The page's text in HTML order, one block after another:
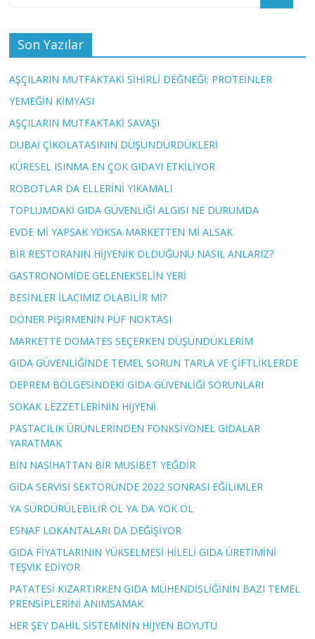
Son Yazılar
AŞÇILARIN MUTFAKTAKİ SİHİRLİ DEĞNEĞİ; PROTEİNLER
YEMEĞİN KİMYASI
AŞÇILARIN MUTFAKTAKİ SAVAŞI
DUBAİ ÇİKOLATASININ DÜŞÜNDÜRDÜKLERİ
KÜRESEL ISINMA EN ÇOK GIDAYI ETKİLİYOR
ROBOTLAR DA ELLERİNİ YIKAMALI
TOPLUMDAKİ GIDA GÜVENLİĞİ ALGISI NE DURUMDA
EVDE Mİ YAPSAK YOKSA MARKETTEN Mİ ALSAK
BİR RESTORANIN HİJYENİK OLDUĞUNU NASIL ANLARIZ?
GASTRONOMİDE GELENEKSELİN YERİ
BESİNLER İLACIMIZ OLABİLİR Mİ?
DÖNER PİŞİRMENİN PÜF NOKTASI
MARKETTE DOMATES SEÇERKEN DÜŞÜNDÜKLERİM
GIDA GÜVENLİĞİNDE TEMEL SORUN TARLA VE ÇİFTLİKLERDE
DEPREM BÖLGESİNDEKİ GIDA GÜVENLİĞİ SORUNLARI
SOKAK LEZZETLERİNİN HİJYENİ
PASTACILIK ÜRÜNLERİNDEN FONKSİYONEL GIDALAR
YARATMAK
BİN NASİHATTAN BİR MUSİBET YEĞDİR
GIDA SERVİSİ SEKTÖRÜNDE 2022 SONRASI EĞİLİMLER
YA SÜRDÜRÜLEBİLİR OL YA DA YOK OL
ESNAF LOKANTALARI DA DEĞİŞİYOR
GIDA FİYATLARININ YÜKSELMESİ HİLELİ GIDA ÜRETİMİNİ
TEŞVİK EDİYOR
PATATESİ KIZARTIRKEN GIDA MÜHENDİSLİĞİNİN BAZI TEMEL
PRENSİPLERİNİ ANIMSAMAK
HER ŞEY DAHİL SİSTEMİNİN HİJYEN BOYUTU